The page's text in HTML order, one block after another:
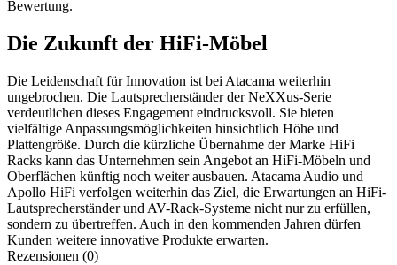
Bewertung.
Die Zukunft der HiFi-Möbel
Die Leidenschaft für Innovation ist bei Atacama weiterhin
ungebrochen. Die Lautsprecherständer der NeXXus-Serie
verdeutlichen dieses Engagement eindrucksvoll. Sie bieten
vielfältige Anpassungsmöglichkeiten hinsichtlich Höhe und
Plattengröße. Durch die kürzliche Übernahme der Marke HiFi
Racks kann das Unternehmen sein Angebot an HiFi-Möbeln und
Oberflächen künftig noch weiter ausbauen. Atacama Audio und
Apollo HiFi verfolgen weiterhin das Ziel, die Erwartungen an HiFi-
Lautsprecherständer und AV-Rack-Systeme nicht nur zu erfüllen,
sondern zu übertreffen. Auch in den kommenden Jahren dürfen
Kunden weitere innovative Produkte erwarten.
Rezensionen (0)